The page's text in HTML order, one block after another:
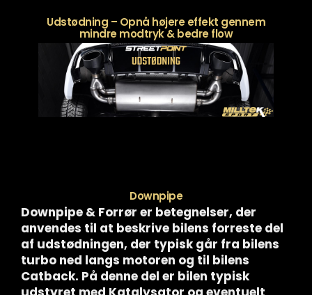
Udstødning – Opnå højere effekt gennem
mindre modtryk & bedre flow
Downpipe
Downpipe & Forrør er betegnelser, der
anvendes til at beskrive bilens forreste del
af udstødningen, der typisk går fra bilens
turbo ned langs motoren og til bilens
Catback. På denne del er bilen typisk